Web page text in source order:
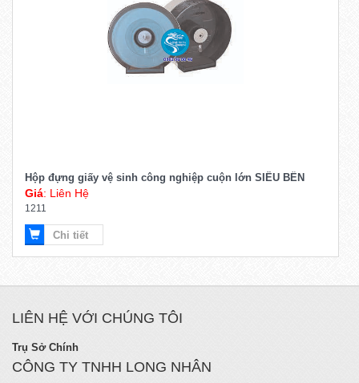
Hộp đựng giấy vệ sinh công nghiệp cuộn lớn SIÊU BỀN
Giá: Liên Hệ
1211
Chi tiết
LIÊN HỆ VỚI CHÚNG TÔI
Trụ Sở Chính
CÔNG TY TNHH LONG NHÂN